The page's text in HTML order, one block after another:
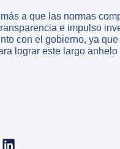
a que las normas
e impulso
con el gobierno, ya
lograr este largo